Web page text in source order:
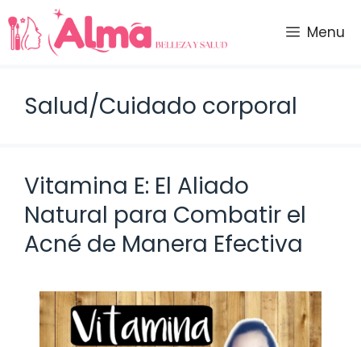
Saltar
al
contenido
Menu
Salud/Cuidado corporal
Vitamina E: El Aliado
Natural para Combatir el
Acné de Manera Efectiva